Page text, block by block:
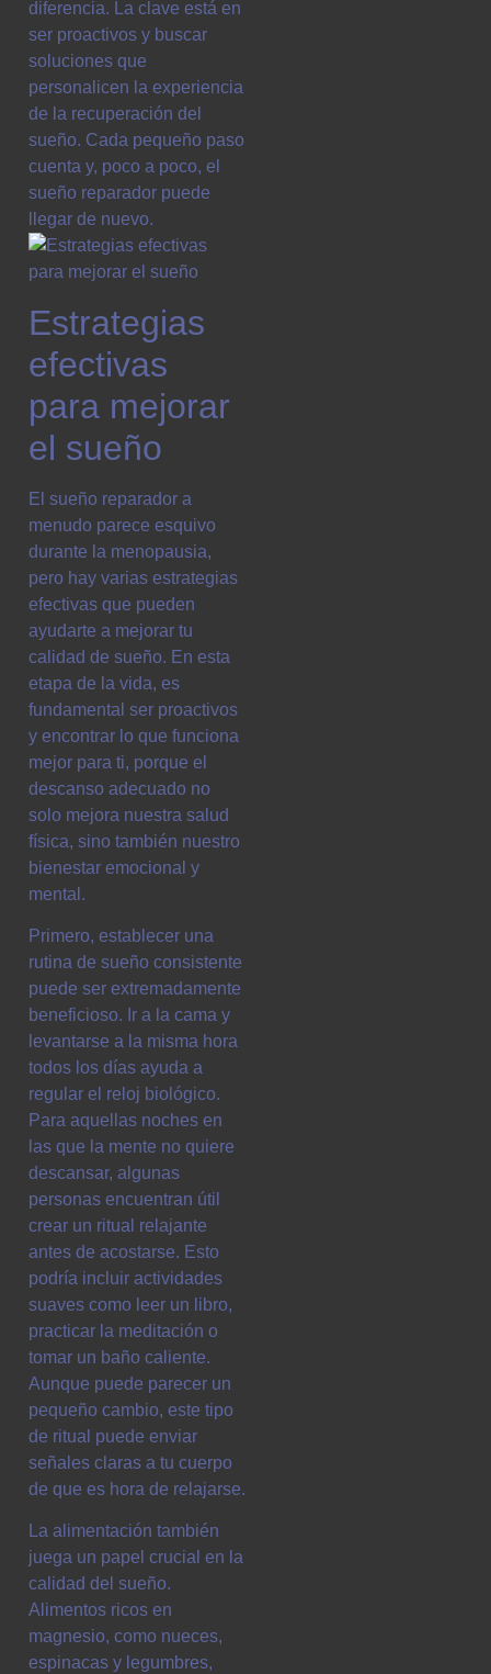
diferencia. La clave está en
ser proactivos y buscar
soluciones que
personalicen la experiencia
de la recuperación del
sueño. Cada pequeño paso
cuenta y, poco a poco, el
sueño reparador puede
llegar de nuevo.
Estrategias
efectivas
para mejorar
el sueño
El sueño reparador a
menudo parece esquivo
durante la menopausia,
pero hay varias estrategias
efectivas que pueden
ayudarte a mejorar tu
calidad de sueño. En esta
etapa de la vida, es
fundamental ser proactivos
y encontrar lo que funciona
mejor para ti, porque el
descanso adecuado no
solo mejora nuestra salud
física, sino también nuestro
bienestar emocional y
mental.
Primero, establecer una
rutina de sueño consistente
puede ser extremadamente
beneficioso. Ir a la cama y
levantarse a la misma hora
todos los días ayuda a
regular el reloj biológico.
Para aquellas noches en
las que la mente no quiere
descansar, algunas
personas encuentran útil
crear un ritual relajante
antes de acostarse. Esto
podría incluir actividades
suaves como leer un libro,
practicar la meditación o
tomar un baño caliente.
Aunque puede parecer un
pequeño cambio, este tipo
de ritual puede enviar
señales claras a tu cuerpo
de que es hora de relajarse.
La alimentación también
juega un papel crucial en la
calidad del sueño.
Alimentos ricos en
magnesio, como nueces,
espinacas y legumbres,